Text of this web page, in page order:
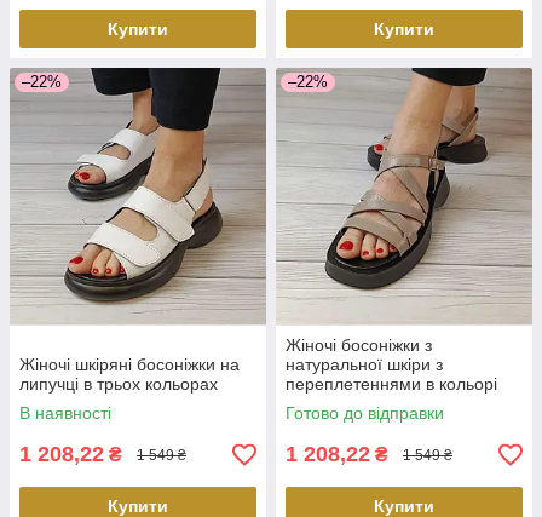
Купити Купити
–22%
Жіночі шкіряні босоніжки на
липучці в трьох кольорах
В наявності
1 208,22 ₴ 1 549 ₴
Купити
–22%
Жіночі босоніжки з
натуральної шкіри з
переплетеннями в кольорі
лате
Готово до відправки
1 208,22 ₴ 1 549 ₴
Купити